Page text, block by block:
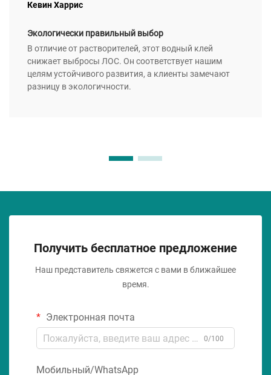
Кевин Харрис
Экологически правильный выбор
В отличие от растворителей, этот водный клей
снижает выбросы ЛОС. Он соответствует нашим
целям устойчивого развития, а клиенты замечают
разницу в экологичности.
Получить бесплатное предложение
Наш представитель свяжется с вами в ближайшее
время.
Электронная почта
0/100
Мобильный/WhatsApp